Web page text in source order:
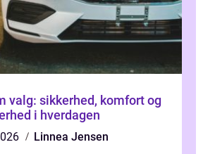
valg: sikkerhed, komfort og
i hverdagen
Linnea Jensen